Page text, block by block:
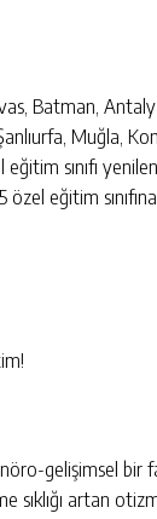
Batman,
Muğla,
sınıfı
eğitim
gelişimsel bir
artan